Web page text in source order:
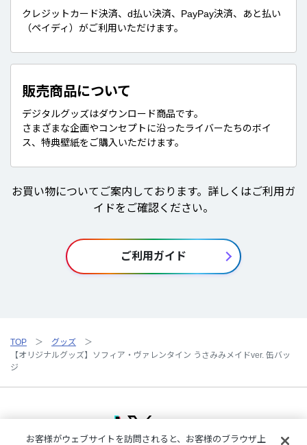
クレジットカード決済、d払い決済、PayPay決済、あと払い
（ペイディ）がご利用いただけます。
販売商品について
デジタルグッズはダウンロード商品です。
さまざまな企画やコンセプトに沿ったライバーたちのボイ
ス、特典壁紙をご購入いただけます。
お買い物についてご案内しております。詳しくはご利用ガ
イドをご確認ください。
ご利用ガイド
TOP
グッズ
【オリジナルグッズ】ソフィア・ヴァレンタイン うさみみメイドver. 缶バッ
ジ
お客様がウェブサイトを訪問されると、お客様のブラウザ上